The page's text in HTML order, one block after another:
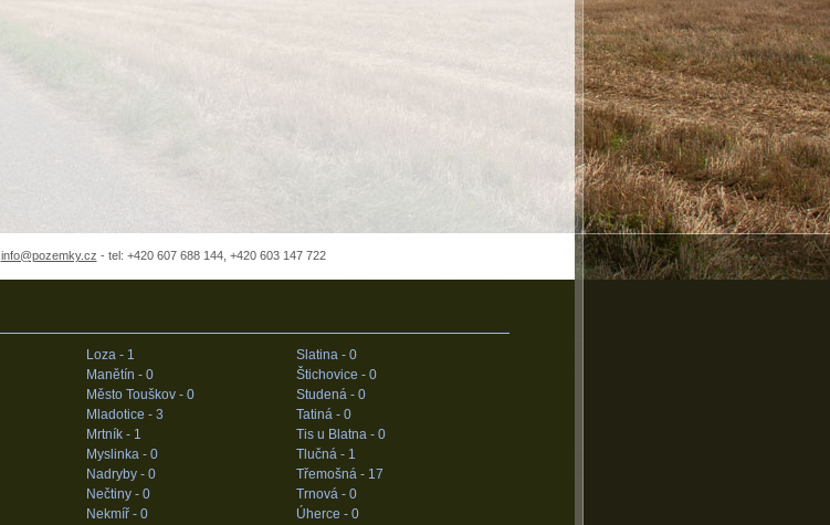
info@pozemky.cz - tel: +420 607 688 144, +420 603 147 722
Loza - 1
Manětín - 0
Město Touškov - 0
Mladotice - 3
Mrtník - 1
Myslinka - 0
Nadryby - 0
Nečtiny - 0
Nekmíř - 0
Slatina - 0
Štichovice - 0
Studená - 0
Tatiná - 0
Tis u Blatna - 0
Tlučná - 1
Třemošná - 17
Trnová - 0
Úherce - 0